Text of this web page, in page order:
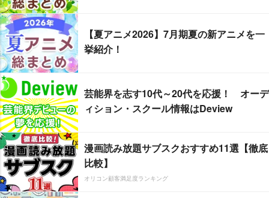
【夏アニメ2026】7月期夏の新アニメを一
挙紹介！
芸能界を志す10代～20代を応援！ オーデ
ィション・スクール情報はDeview
漫画読み放題サブスクおすすめ11選【徹底
比較】
オリコン顧客満足度ランキング